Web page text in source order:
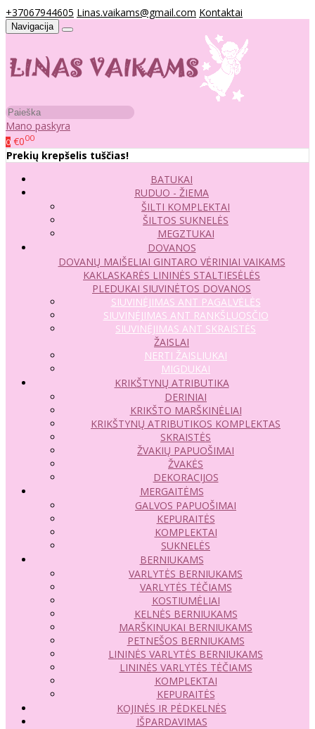
+37067944605 Linas.vaikams@gmail.com Kontaktai
Navigacija
Mano paskyra
0 €000
Prekių krepšelis tuščias!
BATUKAI
RUDUO - ŽIEMA
ŠILTI KOMPLEKTAI
ŠILTOS SUKNELĖS
MEGZTUKAI
DOVANOS
DOVANŲ MAIŠELIAI GINTARO VĖRINIAI VAIKAMS
KAKLASKARĖS LININĖS STALTIESĖLĖS
PLEDUKAI SIUVINĖTOS DOVANOS
SIUVINĖJIMAS ANT PAGALVĖLĖS
SIUVINĖJIMAS ANT RANKŠLUOSČIO
SIUVINĖJIMAS ANT SKRAISTĖS
ŽAISLAI
NERTI ŽAISLIUKAI
MIGDUKAI
KRIKŠTYNŲ ATRIBUTIKA
DERINIAI
KRIKŠTO MARŠKINĖLIAI
KRIKŠTYNŲ ATRIBUTIKOS KOMPLEKTAS
SKRAISTĖS
ŽVAKIŲ PAPUOŠIMAI
ŽVAKĖS
DEKORACIJOS
MERGAITĖMS
GALVOS PAPUOŠIMAI
KEPURAITĖS
KOMPLEKTAI
SUKNELĖS
BERNIUKAMS
VARLYTĖS BERNIUKAMS
VARLYTĖS TĖČIAMS
KOSTIUMĖLIAI
KELNĖS BERNIUKAMS
MARŠKINUKAI BERNIUKAMS
PETNEŠOS BERNIUKAMS
LININĖS VARLYTĖS BERNIUKAMS
LININĖS VARLYTĖS TĖČIAMS
KOMPLEKTAI
KEPURAITĖS
KOJINĖS IR PĖDKELNĖS
IŠPARDAVIMAS